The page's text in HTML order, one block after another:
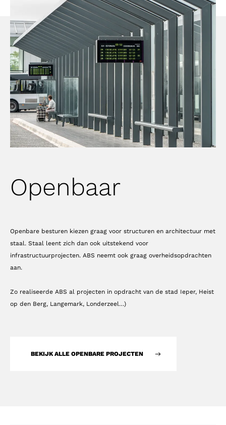
Openbaar
Openbare besturen kiezen graag voor structuren en architectuur met
staal. Staal leent zich dan ook uitstekend voor
infrastructuurprojecten. ABS neemt ook graag overheidsopdrachten
aan.
Zo realiseerde ABS al projecten in opdracht van de stad Ieper, Heist
op den Berg, Langemark, Londerzeel…)
BEKIJK ALLE OPENBARE PROJECTEN